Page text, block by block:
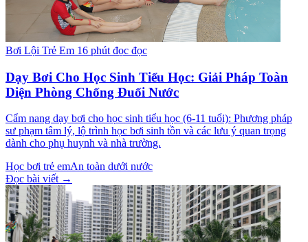
Bơi Lội Trẻ Em 16 phút đọc đọc
Dạy Bơi Cho Học Sinh Tiểu Học: Giải Pháp Toàn
Diện Phòng Chống Đuối Nước
Cẩm nang dạy bơi cho học sinh tiểu học (6-11 tuổi): Phương pháp
sư phạm tâm lý, lộ trình học bơi sinh tồn và các lưu ý quan trọng
dành cho phụ huynh và nhà trường.
Học bơi trẻ emAn toàn dưới nước
Đọc bài viết →